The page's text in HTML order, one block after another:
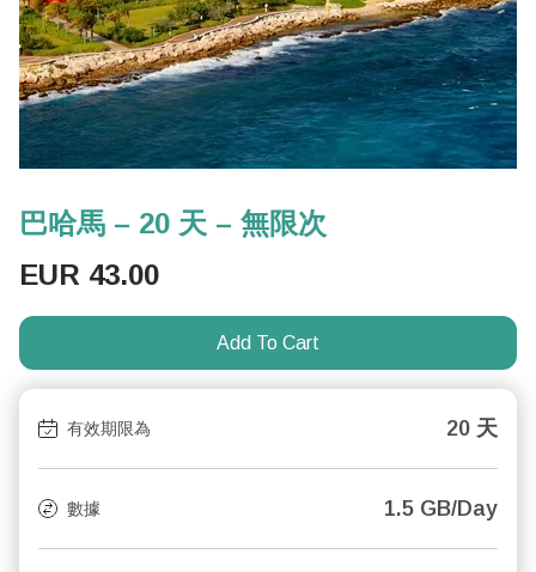
巴哈馬 – 20 天 – 無限次
EUR 43.00
Add To Cart
有效期限為 20 天
數據 1.5 GB/Day